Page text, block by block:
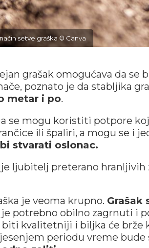
setve graška © Canva
grašak omogućava da se
poznato je da stabljika
metar i po.
se mogu koristiti potpore
ili špaliri, a mogu se i
stvarati oslonac.
ljubitelj preterano hranljivih
je veoma krupno. Grašak
potrebno obilno zagrnuti i
kvalitetniji i biljka će brže
periodu vreme bude